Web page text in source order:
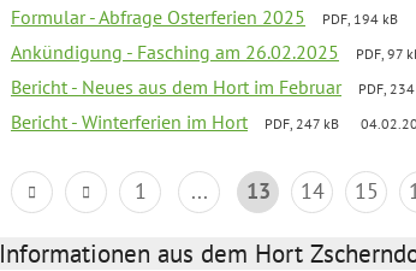
Formular - Abfrage Osterferien 2025 PDF, 194 kB
Ankündigung - Fasching am 26.02.2025 PDF, 97
Bericht - Neues aus dem Hort im Februar PDF,
Bericht - Winterferien im Hort PDF, 247 kB
1 ... 13 14 15
Informationen aus dem Hort